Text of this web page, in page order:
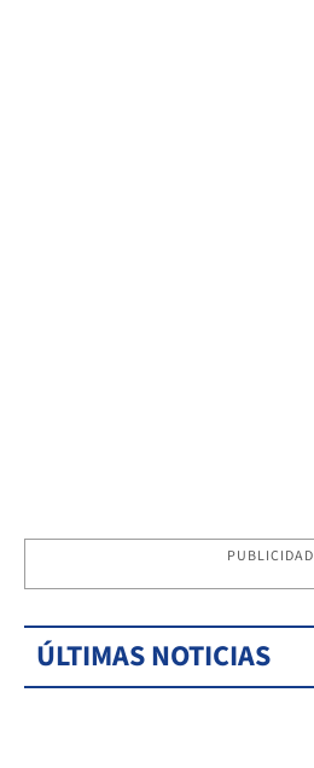
PUBLICIDAD
ÚLTIMAS NOTICIAS